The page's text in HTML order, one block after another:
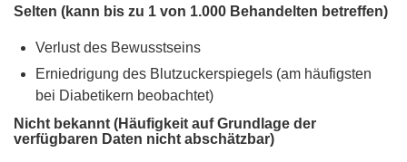
Selten (kann bis zu 1 von 1.000 Behandelten betreffen)
Verlust des Bewusstseins
Erniedrigung des Blutzuckerspiegels (am häufigsten
bei Diabetikern beobachtet)
Nicht bekannt (Häufigkeit auf Grundlage der
verfügbaren Daten nicht abschätzbar)